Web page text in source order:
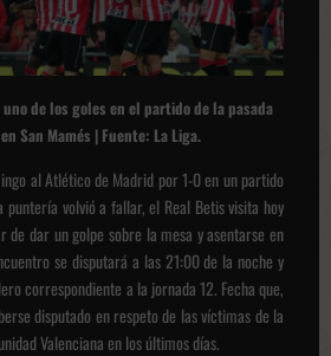
de los goles en el partido de la pasada
San Mamés | Fuente: La Liga.
al Atlético de Madrid por 1-0 en un partido
volvió a fallar, el Real Betis visita hoy
de dar un golpe sobre la mesa y asentarse en
se disputará a las 21:00 de la noche y
correspondiente a la jornada 12. Fecha que,
disputado en respeto de las víctimas de la
Valenciana en los últimos días.